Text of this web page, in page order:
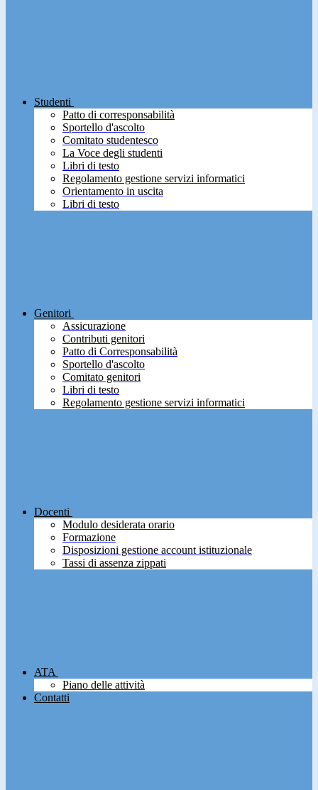
Studenti
Patto di corresponsabilità
Sportello d'ascolto
Comitato studentesco
La Voce degli studenti
Libri di testo
Regolamento gestione servizi informatici
Orientamento in uscita
Libri di testo
Genitori
Assicurazione
Contributi genitori
Patto di Corresponsabilità
Sportello d'ascolto
Comitato genitori
Libri di testo
Regolamento gestione servizi informatici
Docenti
Modulo desiderata orario
Formazione
Disposizioni gestione account istituzionale
Tassi di assenza zippati
ATA
Piano delle attività
Contatti